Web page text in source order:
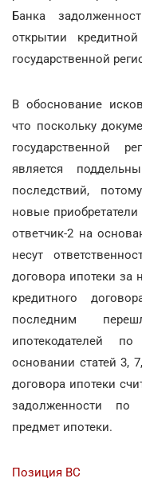
Банка
открытии
государственной
В обоснование
что поскольку
государственной
является
последствий,
новые
ответчик-2 на
несут
договора ипотеки
кредитного
последним
ипотекодателей
основании статей 3,
договора ипотеки
задолженности по
предмет ипотеки.
Позиция ВС